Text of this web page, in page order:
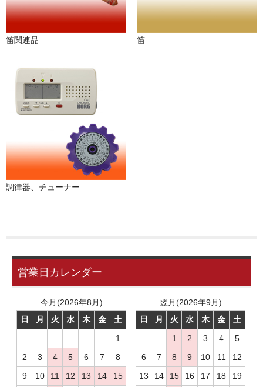
笛
笛関連品
調律器、チューナー
営業日カレンダー
今月(2026年8月)
日
月 火 水 木 金
土
1
2
3 4 5 6 7
8
9
10 11 12 13 14 15
翌月(2026年9月)
日
月 火 水 木 金
土
1
2 3 4
5
6
7 8 9 10 11
12
13
14 15 16 17 18 19